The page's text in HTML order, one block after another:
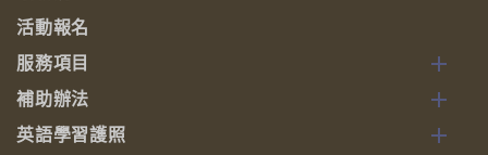
活動報名
服務項目
補助辦法
英語學習護照